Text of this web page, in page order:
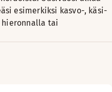
esimerkiksi kasvo-, käsi-
tai